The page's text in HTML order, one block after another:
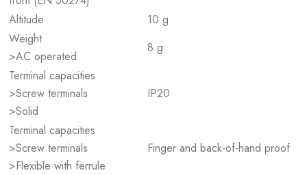
Altitude
10 g
Weight
>AC operated
8 g
Terminal capacities
>Screw terminals
>Solid
IP20
Terminal capacities
>Screw terminals
>Flexible with ferrule
Finger and back-of-hand proof